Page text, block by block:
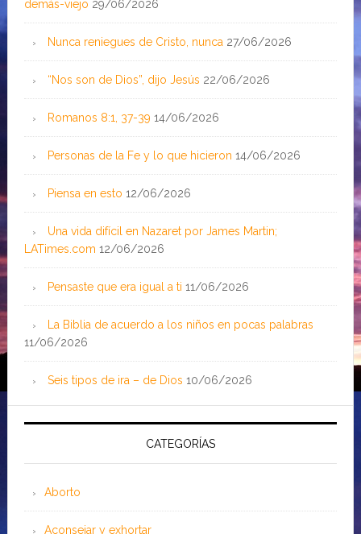
demás-viejo 29/06/2026
Nunca reniegues de Cristo, nunca 27/06/2026
“Nos son de Dios”, dijo Jesús 22/06/2026
Romanos 8:1, 37-39 14/06/2026
Personas de la Fe y lo que hicieron 14/06/2026
Piensa en esto 12/06/2026
Una vida difícil en Nazaret por James Martin;
LATimes.com 12/06/2026
Pensaste que era igual a ti 11/06/2026
La Biblia de acuerdo a los niños en pocas palabras
11/06/2026
Seis tipos de ira – de Dios 10/06/2026
CATEGORÍAS
Aborto
Aconsejar y exhortar